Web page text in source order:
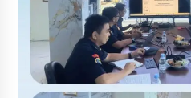
4 months